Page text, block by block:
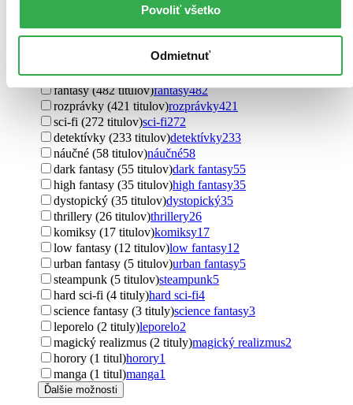
Povoliť všetko
Odmietnuť
pracovné listy (4 tituly)pracovné listy
vtipy (3 tituly)vtipy3
Podžáner
fantasy (482 titulov)fantasy482
rozprávky (421 titulov)rozprávky421
sci-fi (272 titulov)sci-fi272
detektívky (233 titulov)detektívky233
náučné (58 titulov)náučné58
dark fantasy (55 titulov)dark fantasy55
high fantasy (35 titulov)high fantasy35
dystopický (35 titulov)dystopický35
thrillery (26 titulov)thrillery26
komiksy (17 titulov)komiksy17
low fantasy (12 titulov)low fantasy12
urban fantasy (5 titulov)urban fantasy5
steampunk (5 titulov)steampunk5
hard sci-fi (4 tituly)hard sci-fi4
science fantasy (3 tituly)science fantasy3
leporelo (2 tituly)leporelo2
magický realizmus (2 tituly)magický realizmus2
horory (1 titul)horory1
manga (1 titul)manga1
Ďalšie možnosti